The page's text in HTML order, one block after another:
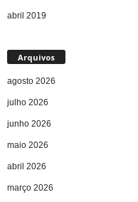
abril 2019
Arquivos
agosto 2026
julho 2026
junho 2026
maio 2026
abril 2026
março 2026